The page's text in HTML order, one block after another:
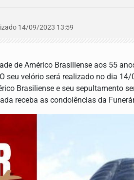
14/09/2023 13:59
de Américo Brasiliense aos 55
seu velório será realizado no dia
Brasiliense e seu sepultamento
receba as condolências da